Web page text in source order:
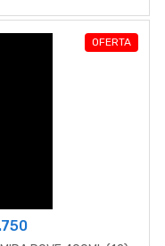
OFERTA